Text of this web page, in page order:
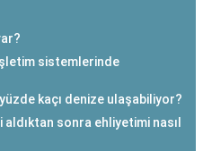
sistemlerinde
kaçı denize ulaşabiliyor?
sonra ehliyetimi nasıl